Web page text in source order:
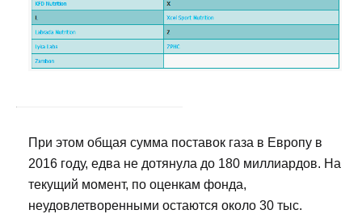
При этом общая сумма поставок газа в Европу в
2016 году, едва не дотянула до 180 миллиардов. На
текущий момент, по оценкам фонда,
неудовлетворенными остаются около 30 тыс.